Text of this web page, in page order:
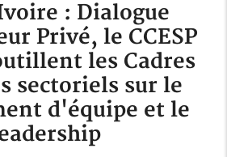
: Dialogue
Privé, le CCESP
les Cadres
sectoriels sur le
d'équipe et le